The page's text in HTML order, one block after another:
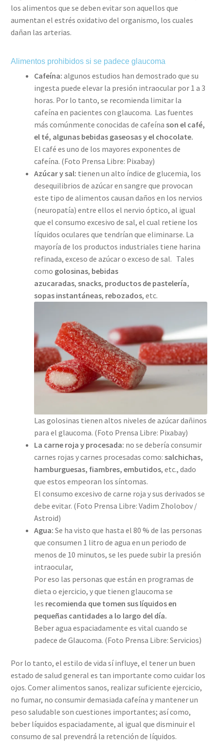
los alimentos que se deben evitar son aquellos que
aumentan el estrés oxidativo del organismo, los cuales
dañan las arterias.
Alimentos prohibidos si se padece glaucoma
Cafeína: algunos estudios han demostrado que su
ingesta puede elevar la presión intraocular por 1 a 3
horas. Por lo tanto, se recomienda limitar la
cafeína en pacientes con glaucoma. Las fuentes
más comúnmente conocidas de cafeínason el café,
el té, algunas bebidas gaseosas y el chocolate.
El café es uno de los mayores exponentes de
cafeína. (Foto Prensa Libre: Pixabay)
Azúcar y sal: tienen un alto índice de glucemia, los
desequilibrios de azúcar en sangre que provocan
este tipo de alimentos causan daños en los nervios
(neuropatía) entre ellos el nervio óptico, al igual
que el consumo excesivo de sal, el cual retiene los
líquidos oculares que tendrían que eliminarse. La
mayoría de los productos industriales tiene harina
refinada, exceso de azúcar o exceso de sal. Tales
como golosinas, bebidas
azucaradas,snacks, productos de pastelería,
sopas instantáneas, rebozados, etc.
Las golosinas tienen altos niveles de azúcar dañinos
para el glaucoma. (Foto Prensa Libre: Pixabay)
La carne roja y procesada: no se debería consumir
carnes rojas y carnes procesadas como:salchichas,
hamburguesas, fiambres, embutidos, etc., dado
que estos empeoran los síntomas.
El consumo excesivo de carne roja y sus derivados se
debe evitar. (Foto Prensa Libre: Vadim Zholobov /
Astroid)
Agua: Se ha visto que hasta el 80 % de las personas
que consumen 1 litro de agua en un periodo de
menos de 10 minutos, se les puede subir la presión
intraocular,
Por eso las personas que están en programas de
dieta o ejercicio, y que tienen glaucoma se
les recomienda que tomen sus líquidos en
pequeñas cantidades a lo largo del día.
Beber agua espaciadamente es vital cuando se
padece de Glaucoma. (Foto Prensa Libre: Servicios)
Por lo tanto, el estilo de vida sí influye, el tener un buen
estado de salud general es tan importante como cuidar los
ojos. Comer alimentos sanos, realizar suficiente ejercicio,
no fumar, no consumir demasiada cafeína y mantener un
peso saludable son cuestiones importantes; así como,
beber líquidos espaciadamente, al igual que disminuir el
consumo de sal prevendrá la retención de líquidos.